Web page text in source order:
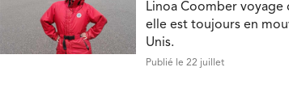
Linoa Coomber voyage
elle est toujours en
Unis.
Publié le 22 juillet